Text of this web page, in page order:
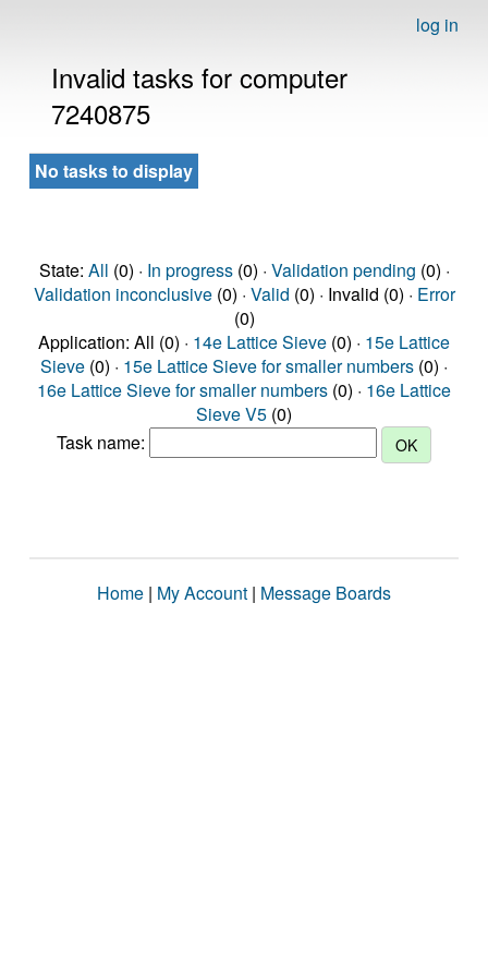
log in
Invalid tasks for computer
7240875
No tasks to display
State: All (0) · In progress(0) · Validation pending (0) ·
Validation inconclusive(0) · Valid (0) · Invalid (0) · Error
(0)
Application: All (0) · 14e Lattice Sieve (0) · 15e Lattice
Sieve (0) · 15e Lattice Sieve for smaller numbers (0) ·
16e Lattice Sieve for smaller numbers (0) · 16e Lattice
Sieve V5 (0)
Task name:
Home | My Account | Message Boards